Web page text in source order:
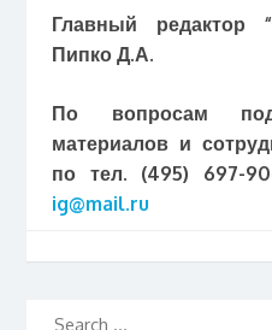
Главный редактор
Пипко Д.А.
По вопросам
материалов и
по тел. (495) 697-
ig@mail.ru